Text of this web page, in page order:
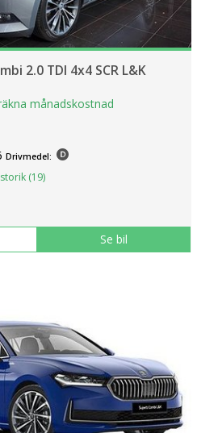
2.0 TDI 4x4 SCR L&K
månadskostnad
Drivmedel:
(19)
Se bil